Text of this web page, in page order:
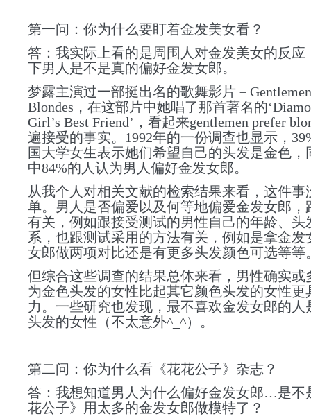
第一问：你为什么要盯着金发美女看？
答：我实际上看的是周围人对金发美女的反应
下男人是不是真的偏好金发女郎。
梦露主演过一部挺出名的歌舞影片－
Blondes，在这部片中她唱了那首著名的‘
Girl’s Best Friend’，看起来gentlemen prefer
遍接受的事实。1992年的一份调查也显示，
国大学女生表示她们希望自己的头发是金色，
中84%的人认为男人偏好金发女郎。
从我个人对相关文献的检索结果来看，这件事
单。男人是否偏爱以及何等地偏爱金发女郎，
有关，例如跟接受测试的男性自己的年龄、头
系，也跟测试采用的方法有关，例如是拿金发
女郎做两项对比还是有更多头发颜色可选等等
但综合这些调查的结果总体来看，男性确实或
为金色头发的女性比起其它颜色头发的女性更
力。一些研究也发现，最不喜欢金发女郎的人
头发的女性（不太意外^_^）。
第二问：你为什么看《花花公子》杂志？
答：我想知道男人为什么偏好金发女郎…是不
花公子》用太多的金发女郎做模特了？